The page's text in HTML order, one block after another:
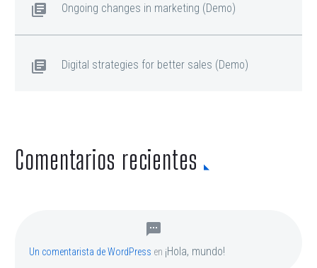
Ongoing changes in marketing (Demo)
Digital strategies for better sales (Demo)
Comentarios recientes
Un comentarista de WordPress en ¡Hola, mundo!